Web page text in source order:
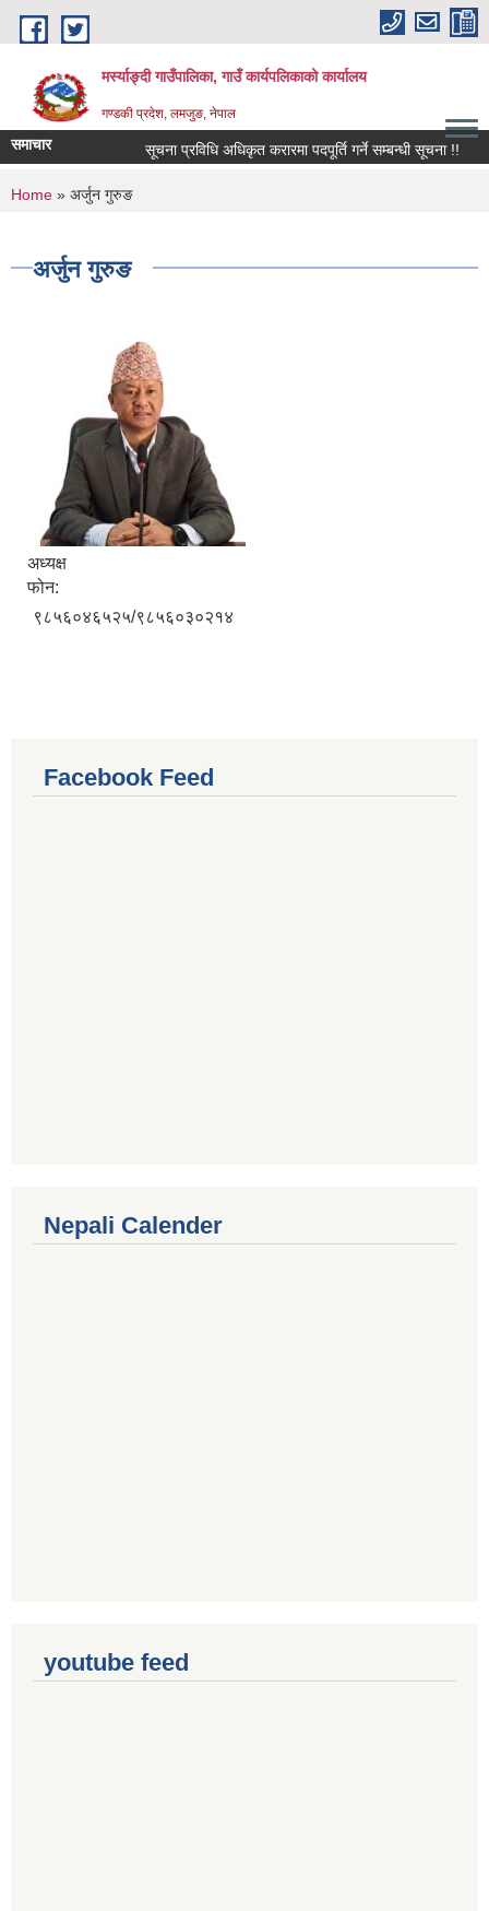
Skip to main content
मर्स्याङ्दी गाउँपालिका, गाउँ कार्यपलिकाको कार्यालय
गण्डकी प्रदेश, लमजुङ, नेपाल
समाचार सूचना प्रविधि अधिकृत करारमा पदपूर्ति गर्ने सम्बन्धी सूचना !!
You are here
Home » अर्जुन गुरुङ
अर्जुन गुरुङ
अध्यक्ष
फोन:
९८५६०४६५२५/९८५६०३०२१४
Facebook Feed
Nepali Calender
youtube feed